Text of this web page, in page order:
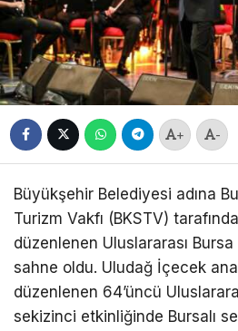
+ -
Büyükşehir Belediyesi adına
Turizm Vakfı (BKSTV)
düzenlenen Uluslararası
sahne oldu. Uludağ İçecek
düzenlenen 64’üncü
sekizinci etkinliğinde Bursalı